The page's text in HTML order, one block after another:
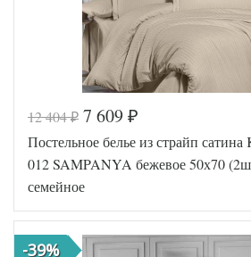
Код товара
570-221
Артикул
FIR8681
5693040
17
Ткань
Размер
пододеяльника
160х220
(2шт)
12 404₽ 7 609 ₽
Постельное белье из страйп
012 SAMPANYA бежевое 50х70
семейное
-39%